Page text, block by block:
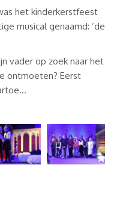
het kinderkerstfeest
musical genaamd: ‘de
vader op zoek naar het
ontmoeten? Eerst